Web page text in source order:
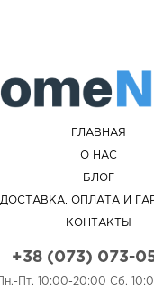
ГЛАВНАЯ
О НАС
БЛОГ
ДОСТАВКА, ОПЛАТА И
КОНТАКТЫ
+38 (073) 073-
Пн.-Пт. 10:00-20:00 Сб.